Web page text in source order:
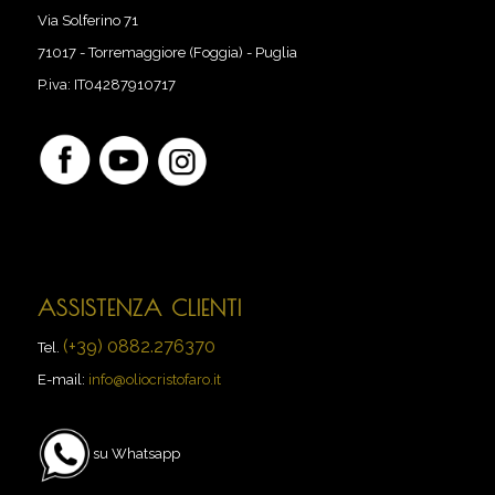
Via Solferino 71
71017-Torremaggiore (Foggia) - Puglia
P.iva: IT04287910717
ASSISTENZA CLIENTI
Tel. (+39) 0882.276370
E-mail: info@oliocristofaro.it
su Whatsapp